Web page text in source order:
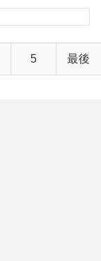
5 最後